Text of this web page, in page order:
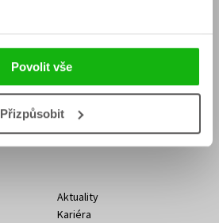
Povolit vše
PřizpůsobitKontakty Albatros Media
Aktuality
Kariéra